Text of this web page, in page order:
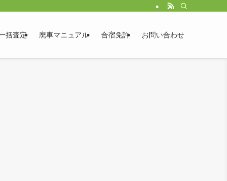
括査定 廃車マニュアル 合宿免許 お問い合わせ